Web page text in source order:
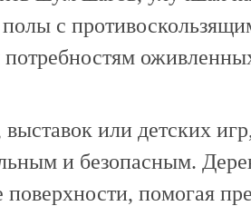
с
или детских
и безопасным.
помогая